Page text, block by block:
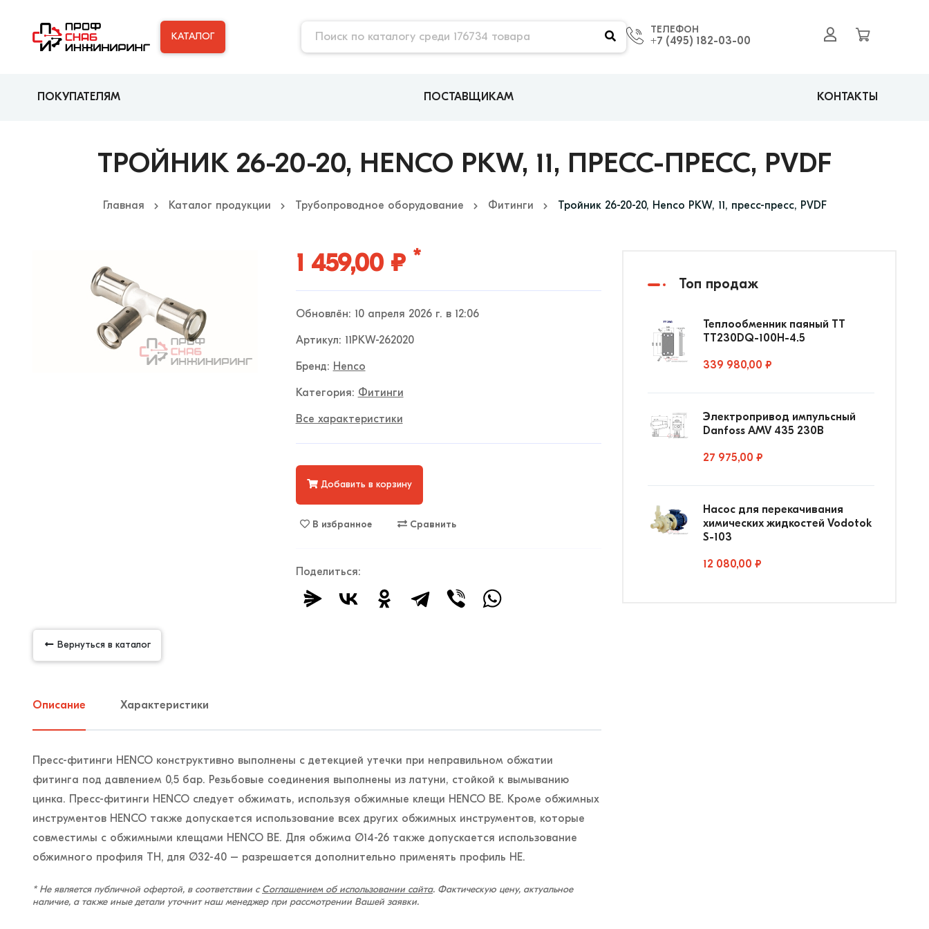
КАТАЛОГ
ТЕЛЕФОН
+7 (495) 182-03-00
ПОКУПАТЕЛЯМ ПОСТАВЩИКАМ КОНТАКТЫ
Главная Каталог продукции Трубопроводное оборудование Фитинги Тройник 26-20-20, Henco PKW, 11, пресс-пресс, PVDF
ТРОЙНИК 26-20-20, HENCO PKW, 11, ПРЕСС-ПРЕСС, PVDF
1 459,00 ₽ *
Обновлён: 10 апреля 2026 г. в 12:06
Артикул: 11PKW-262020
Бренд: Henco
Категория: Фитинги
Все характеристики
Добавить в корзину
В избранное Сравнить
Поделиться:
Вернуться в каталог
Описание Характеристики
Пресс-фитинги HENCO конструктивно выполнены с детекцией утечки при неправильном обжатии
фитинга под давлением 0,5 бар. Резьбовые соединения выполнены из латуни, стойкой к вымыванию
цинка. Пресс-фитинги HENCO следует обжимать, используя обжимные клещи HENCO BE. Кроме обжимных
инструментов HENCO также допускается использование всех других обжимных инструментов, которые
совместимы с обжимными клещами HENCO BE. Для обжима Ø14-26 также допускается использование
обжимного профиля TH, для Ø32-40 – разрешается дополнительно применять профиль HE.
* Не является публичной офертой, в соответствии с Соглашением об использовании сайта. Фактическую цену, актуальное
наличие, а также иные детали уточнит наш менеджер при рассмотрении Вашей заявки.
Топ продаж
Теплообменник паяный ТТ
ТТ230DQ-100Н-4.5
339 980,00 ₽
Электропривод импульсный
Danfoss AMV 435 230В
27 975,00 ₽
Насос для перекачивания
химических жидкостей Vodotok
S-103
12 080,00 ₽